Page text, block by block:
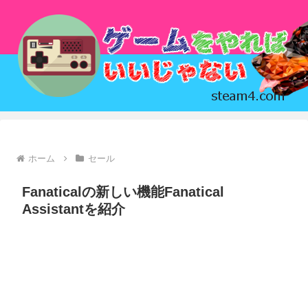
ホーム セール
Fanaticalの新しい機能Fanatical
Assistantを紹介